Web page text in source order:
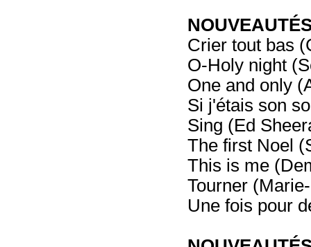
Crier tout bas
O-Holy night
One and only
Si j'étais son
Sing (Ed
The first Noel
This is me
Tourner
Une fois pour